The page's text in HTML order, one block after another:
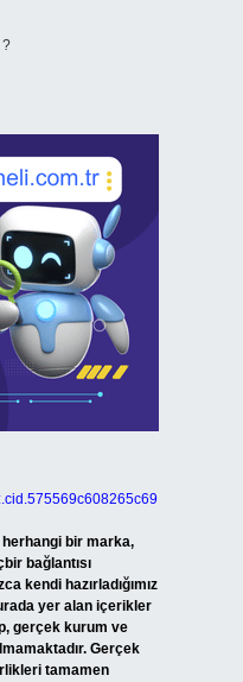
?
bir marka,
bağlantısı
kendi hazırladığımız
yer alan içerikler
gerçek kurum ve
Gerçek
tamamen